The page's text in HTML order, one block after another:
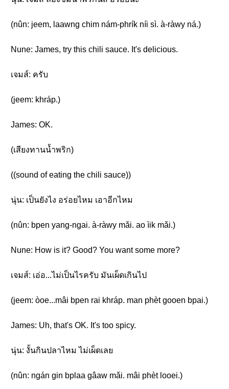
(nûn: jeem, laawng chim nám-phrík níi sì. à-ràwy ná.)
Nune: James, try this chili sauce. It's delicious.
เจมส์: ครับ
(jeem: khráp.)
James: OK.
(เสียงทานน้ำพริก)
((sound of eating the chili sauce))
นุ่น: เป็นยังไง อร่อยไหม เอาอีกไหม
(nûn: bpen yang-ngai. à-ràwy mǎi. ao ìik mǎi.)
Nune: How is it? Good? You want some more?
เจมส์: เอ่อ...ไม่เป็นไรครับ มันเผ็ดเกินไป
(jeem: òoe...mâi bpen rai khráp. man phèt gooen bpai.)
James: Uh, that's OK. It's too spicy.
นุ่น: งั้นกินปลาไหม ไม่เผ็ดเลย
(nûn: ngán gin bplaa gâaw mǎi. mâi phèt looei.)